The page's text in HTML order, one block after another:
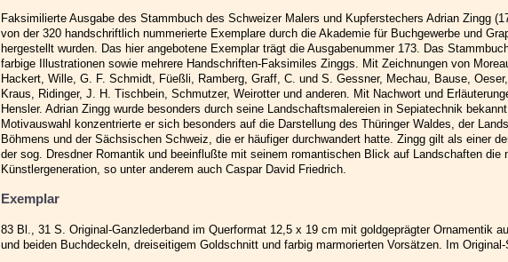
Faksimilierte Ausgabe des Stammbuch des Schweizer Malers und Kupferstechers Adrian Zingg
von der 320 handschriftlich nummerierte Exemplare durch die Akademie für Buchgewerbe und
hergestellt wurden. Das hier angebotene Exemplar trägt die Ausgabenummer 173. Das
farbige Illustrationen sowie mehrere Handschriften-Faksimiles Zinggs. Mit Zeichnungen von
Hackert, Wille, G. F. Schmidt, Füeßli, Ramberg, Graff, C. und S. Gessner, Mechau, Bause,
Kraus, Ridinger, J. H. Tischbein, Schmutzer, Weirotter und anderen. Mit Nachwort und
Hensler. Adrian Zingg wurde besonders durch seine Landschaftsmalereien in Sepiatechnik
Motivauswahl konzentrierte er sich besonders auf die Darstellung des Thüringer Waldes, der
Böhmens und der Sächsischen Schweiz, die er häufiger durchwandert hatte. Zingg gilt als einer
der sog. Dresdner Romantik und beeinflußte mit seinem romantischen Blick auf Landschaften die
Künstlergeneration, so unter anderem auch Caspar David Friedrich.
Exemplar
83 Bl., 31 S. Original-Ganzlederband im Querformat 12,5 x 19 cm mit goldgeprägter Ornamentik
und beiden Buchdeckeln, dreiseitigem Goldschnitt und farbig marmorierten Vorsätzen. Im Original-